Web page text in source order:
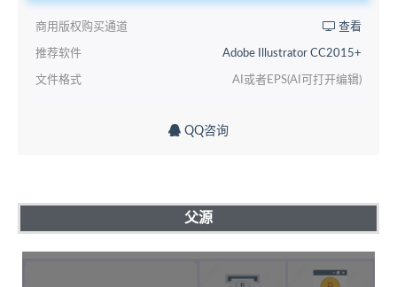
商用版权购买通道 查看
推荐软件 Adobe Illustrator CC2015+
文件格式 AI或者EPS(AI可打开编辑)
QQ咨询
父源